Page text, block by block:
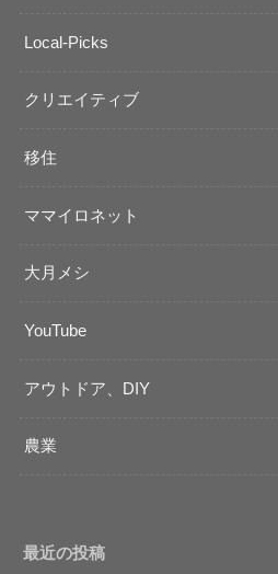
Local-Picks
クリエイティブ
移住
ママイロネット
大月メシ
YouTube
アウトドア、DIY
農業
最近の投稿